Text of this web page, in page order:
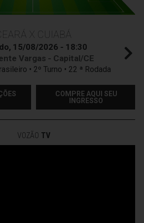
X CUIABÁ
15/08/2026 - 18:30
Vargas - Capital/CE
• 2º Turno • 22 ª Rodada
COMPRE AQUI SEU
INGRESSO
VOZÃO TV